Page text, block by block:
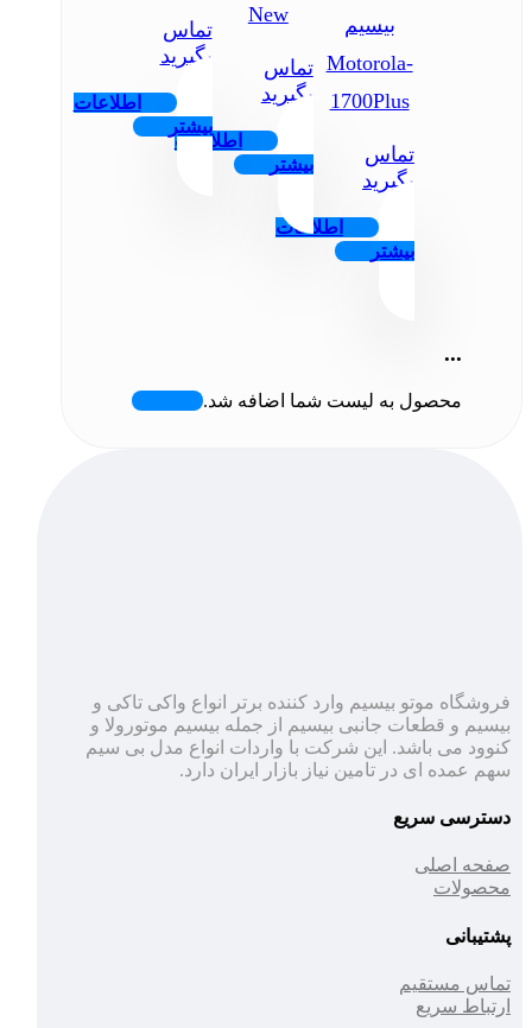
بیسیم
Motorola-
1700Plus
تماس
بگیرید
اطلاعات
بیشتر
New
تماس
بگیرید
اطلاعات
بیشتر
تماس
بگیرید
اطلاعات
بیشتر
...
محصول به لیست شما اضافه شد.
فروشگاه موتو بیسیم وارد کننده برتر انواع واکی تاکی و
بیسیم و قطعات جانبی بیسیم از جمله بیسیم موتورولا و
کنوود می باشد. این شرکت با واردات انواع مدل بی سیم
سهم عمده ای در تامین نیاز بازار ایران دارد.
دسترسی سریع
صفحه اصلی
محصولات
پشتیبانی
تماس مستقیم
ارتباط سریع